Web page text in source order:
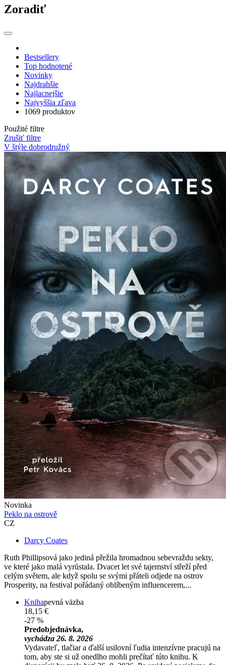
Zoradiť
Bestsellery
Top hodnotené
Novinky
Najdrahšie
Najlacnejšie
Najvyššia zľava
1069 produktov
Použité filtre
Zrušiť filtre
V štýle dobrodružný
Novinka
Peklo na ostrově
CZ
Darcy Coates
Ruth Phillipsová jako jediná přežila hromadnou sebevraždu sekty,
ve které jako malá vyrůstala. Dvacet let své tajemství střeží před
celým světem, ale když spolu se svými přáteli odjede na ostrov
Prosperity, na festival pořádaný oblíbeným influencerem,...
Knihapevná väzba
18,15 €
-27 %
Predobjednávka,
vychádza 26. 8. 2026
Vydavateľ, tlačiar a ďalší usilovní ľudia intenzívne pracujú na
tom, aby ste si už onedlho mohli prečítať túto knihu. K